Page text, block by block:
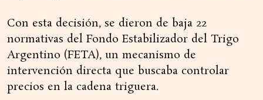
Con esta decisión, se dieron de baja 22
normativas del Fondo Estabilizador del Trigo
Argentino (FETA), un mecanismo de
intervención directa que buscaba controlar
precios en la cadena triguera.